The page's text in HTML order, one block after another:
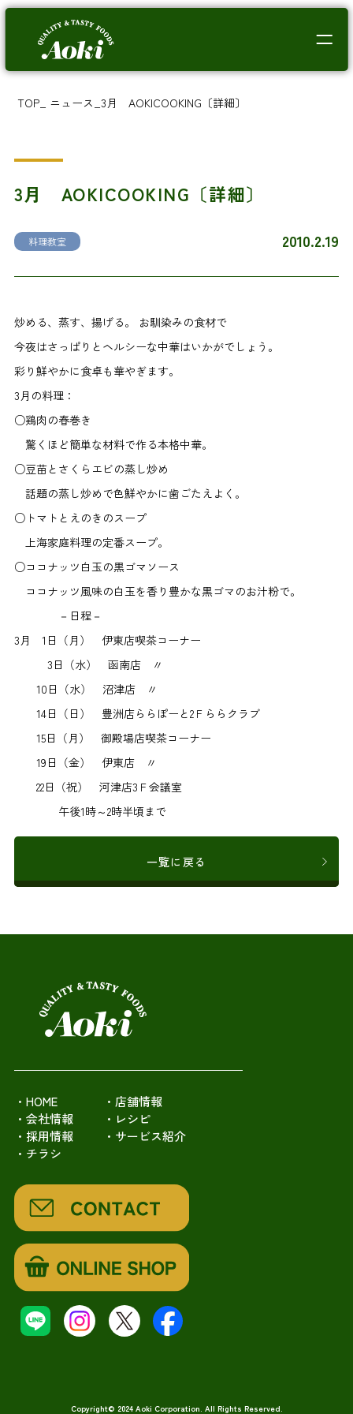
TOP ニュース _3月 AOKICOOKING〔詳細〕
3月 AOKICOOKING〔詳細〕
料理教室 2010.2.19
炒める、蒸す、揚げる。 お馴染みの食材で
今夜はさっぱりとヘルシーな中華はいかがでしょう。
彩り鮮やかに食卓も華やぎます。
3月の料理：
○鶏肉の春巻き
驚くほど簡単な材料で作る本格中華。
○豆苗とさくらエビの蒸し炒め
話題の蒸し炒めで色鮮やかに歯ごたえよく。
○トマトとえのきのスープ
上海家庭料理の定番スープ。
○ココナッツ白玉の黒ゴマソース
ココナッツ風味の白玉を香り豊かな黒ゴマのお汁粉で。
－日程－
3月 1日（月） 伊東店喫茶コーナー
3日（水） 函南店 〃
10日（水） 沼津店 〃
14日（日） 豊洲店ららぽーと2Ｆららクラブ
15日（月） 御殿場店喫茶コーナー
19日（金） 伊東店 〃
22日（祝） 河津店3Ｆ会議室
午後1時～2時半頃まで
一覧に戻る
・HOME
・店舗情報
・会社情報
・レシピ
・採用情報
・サービス紹介
・チラシ
Copyright© 2024 Aoki Corporation. All Rights Reserved.